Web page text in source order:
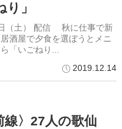
」
（土） 配信 秋に仕事で新
酒屋で夕食を選ぼうとメニ
「いごねり...
2019.12.14
線〉27人の歌仙